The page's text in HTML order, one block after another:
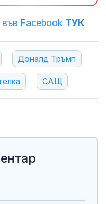
Facebook ТУК
Доналд Тръмп
САЩ